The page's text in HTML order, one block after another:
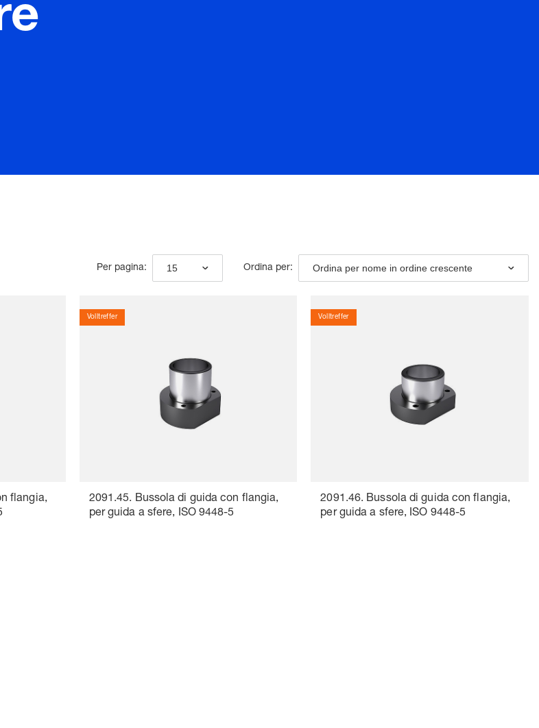
Per pagina: 15 Ordina per: Ordina per nome in ordine crescente
flangia,
Volltreffer
2091.45. Bussola di guida con flangia,
per guida a sfere, ISO 9448-5
Volltreffer
2091.46. Bussola di guida con flangia,
per guida a sfere, ISO 9448-5